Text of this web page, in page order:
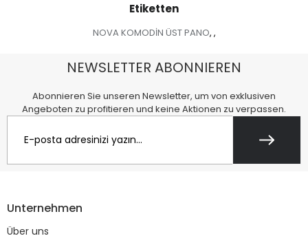
Etiketten
NOVA KOMODİN ÜST PANO, ,
NEWSLETTER ABONNIEREN
Abonnieren Sie unseren Newsletter, um von exklusiven
Angeboten zu profitieren und keine Aktionen zu verpassen.
Unternehmen
Über uns